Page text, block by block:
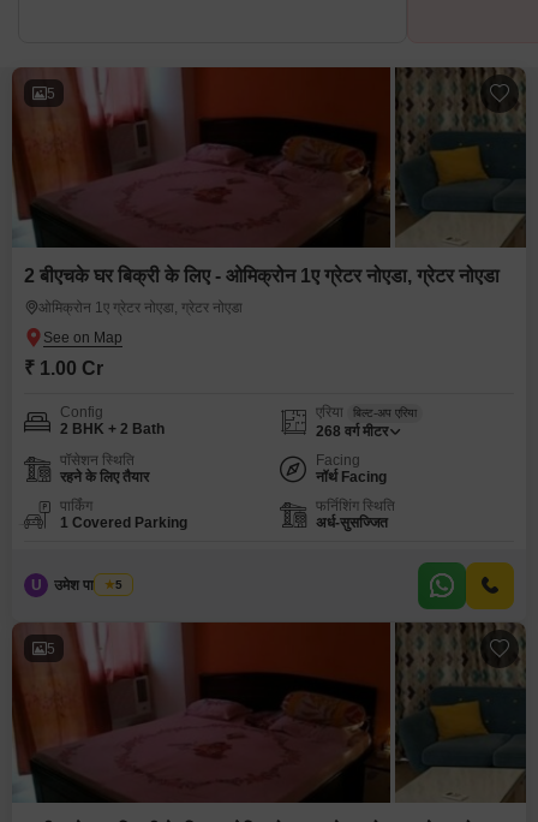
5
2 बीएचके घर बिक्री के लिए - ओमिक्रोन 1ए ग्रेटर नोएडा, ग्रेटर नोएडा
ओमिक्रोन 1ए ग्रेटर नोएडा, ग्रेटर नोएडा
₹ 1.00 Cr
Config
2 BHK + 2 Bath
एरिया बिल्ट-अप एरिया
268 वर्ग मीटर
पॉसेशन स्थिति
रहने के लिए तैयार
Facing
नॉर्थ Facing
पार्किंग
1 Covered Parking
फर्निशिंग स्थिति
अर्ध-सुसज्जित
U उमेश पाल यादव
5
5